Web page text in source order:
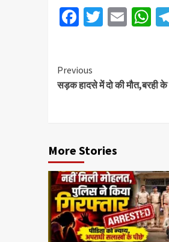
Facebook
Twitter
Previous
सड़क हादसे में दो की मौत,बरही के
More Stories